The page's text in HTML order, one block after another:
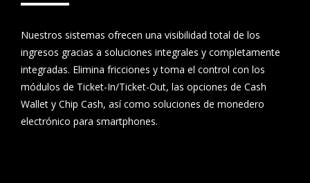
Nuestros sistemas ofrecen una visibilidad total de los
ingresos gracias a soluciones integrales y completamente
integradas. Elimina fricciones y toma el control con los
módulos de Ticket-In/Ticket-Out, las opciones de Cash
Wallet y Chip Cash, así como soluciones de monedero
electrónico para smartphones.